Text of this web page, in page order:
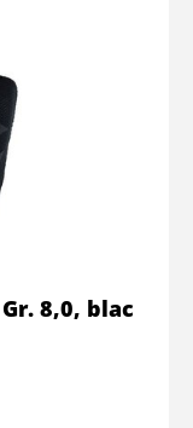
8,0, blac